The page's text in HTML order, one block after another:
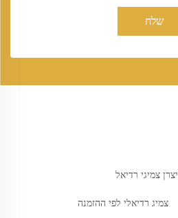
שלח
יצרן צמיגי רדיאל
צמיג רדיאלי לפי ההזמנה